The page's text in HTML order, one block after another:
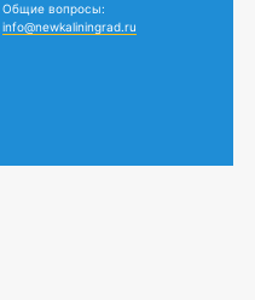
Общие вопросы:
info@newkaliningrad.ru